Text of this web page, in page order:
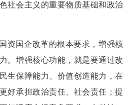
社会主义的重要物质基础和政治
资国企改革的根本要求，增强核
。增强核心功能，就是要通过改
生保障能力、价值创造能力，在
好承担政治责任、社会责任；提